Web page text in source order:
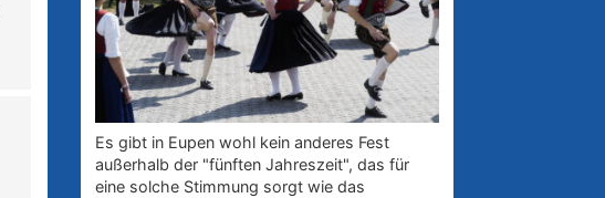
Es gibt in Eupen wohl kein anderes Fest
außerhalb der "fünften Jahreszeit", das für
eine solche Stimmung sorgt wie das